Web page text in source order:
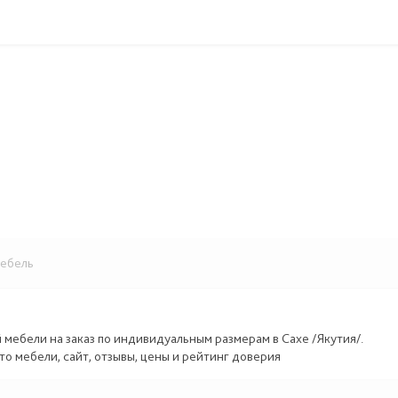
на заказ по индивидуальным размерам в Сахе /Якутия/.
мебели, сайт, отзывы, цены и рейтинг доверия